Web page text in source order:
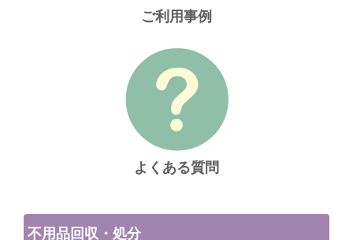
ご利用事例
よくある質問
不用品回収・処分